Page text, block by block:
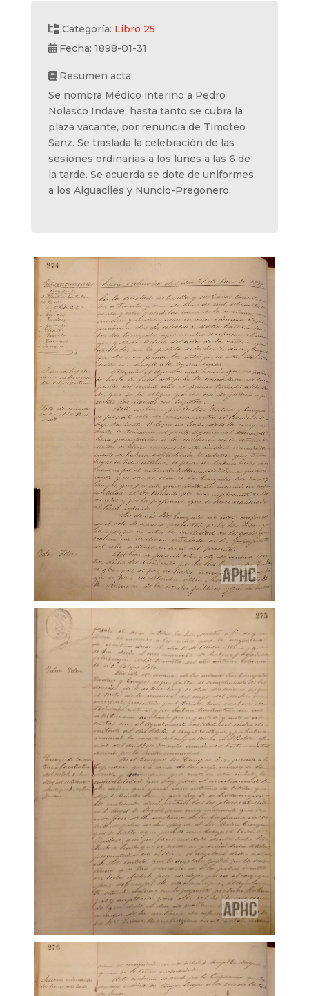
Categoría: Libro 25
Fecha: 1898-01-31
Resumen acta:
Se nombra Médico interino a Pedro
Nolasco Indave, hasta tanto se cubra la
plaza vacante, por renuncia de Timoteo
Sanz. Se traslada la celebración de las
sesiones ordinarias a los lunes a las 6 de
la tarde. Se acuerda se dote de uniformes
a los Alguaciles y Nuncio-Pregonero.